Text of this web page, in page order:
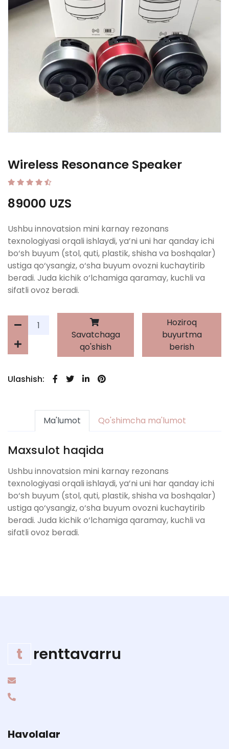
Wireless Resonance Speaker
89000 UZS
Ushbu innovatsion mini karnay rezonans
texnologiyasi orqali ishlaydi, ya’ni uni har qanday ichi
bo‘sh buyum (stol, quti, plastik, shisha va boshqalar)
ustiga qo‘ysangiz, o‘sha buyum ovozni kuchaytirib
beradi. Juda kichik o‘lchamiga qaramay, kuchli va
sifatli ovoz beradi.
Savatchaga
qo'shish
Hoziroq
buyurtma
berish
Ulashish:
Ma'lumot Qo'shimcha ma'lumot
Maxsulot haqida
Ushbu innovatsion mini karnay rezonans
texnologiyasi orqali ishlaydi, ya’ni uni har qanday ichi
bo‘sh buyum (stol, quti, plastik, shisha va boshqalar)
ustiga qo‘ysangiz, o‘sha buyum ovozni kuchaytirib
beradi. Juda kichik o‘lchamiga qaramay, kuchli va
sifatli ovoz beradi.
t renttavarru
Havolalar